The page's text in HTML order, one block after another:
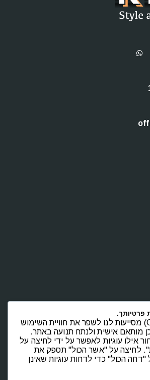
פרטיותך.
עוגיות (Cookies) מסייעות לנו לשפר את חוויית השימוש
מותאם אישית ולנתח תנועה באתר.
אילו עוגיות לאפשר על ידי לחיצה על
לחיצה על "אשר הכול" תספק את
הכול" כדי לדחות עוגיות שאינן